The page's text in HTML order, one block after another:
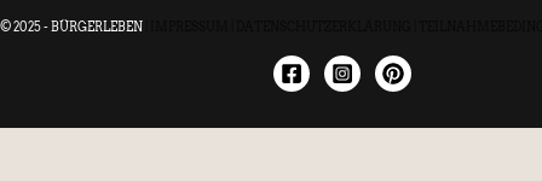
© 2025 - BÜRGERLEBEN